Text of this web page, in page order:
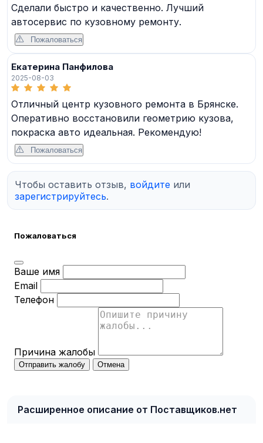
Сделали быстро и качественно. Лучший
автосервис по кузовному ремонту.
Пожаловаться
Екатерина Панфилова
2025-08-03
Отличный центр кузовного ремонта в Брянске.
Оперативно восстановили геометрию кузова,
покраска авто идеальная. Рекомендую!
Пожаловаться
Чтобы оставить отзыв, войдите или
зарегистрируйтесь.
Пожаловаться
Ваше имя
Email
Телефон
Причина жалобы
Отправить жалобу Отмена
Расширенное описание от Поставщиков.нет